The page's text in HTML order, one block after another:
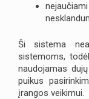
Ši sistema
sistemoms,
naudojamas
puikus
įrangos veikimui.